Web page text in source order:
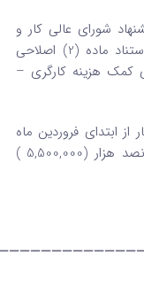
جلسه 11/03/1401 به پیشنهاد شورای عالی کار و
تایید سازمان برنامه و بودجه کشور و به استناد ماده (2) اصلاحی
کمک هزینه کارگری –
ابتدای فروردین ماه
سال 1401 ، ماهانه مبلغ پنج میلیون و پانصد هزار (5,500,000 )